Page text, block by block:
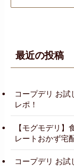
最近の投稿
コープデリ お試
レポ！
【モグモデリ
レートおかず宅
コープデリ お試